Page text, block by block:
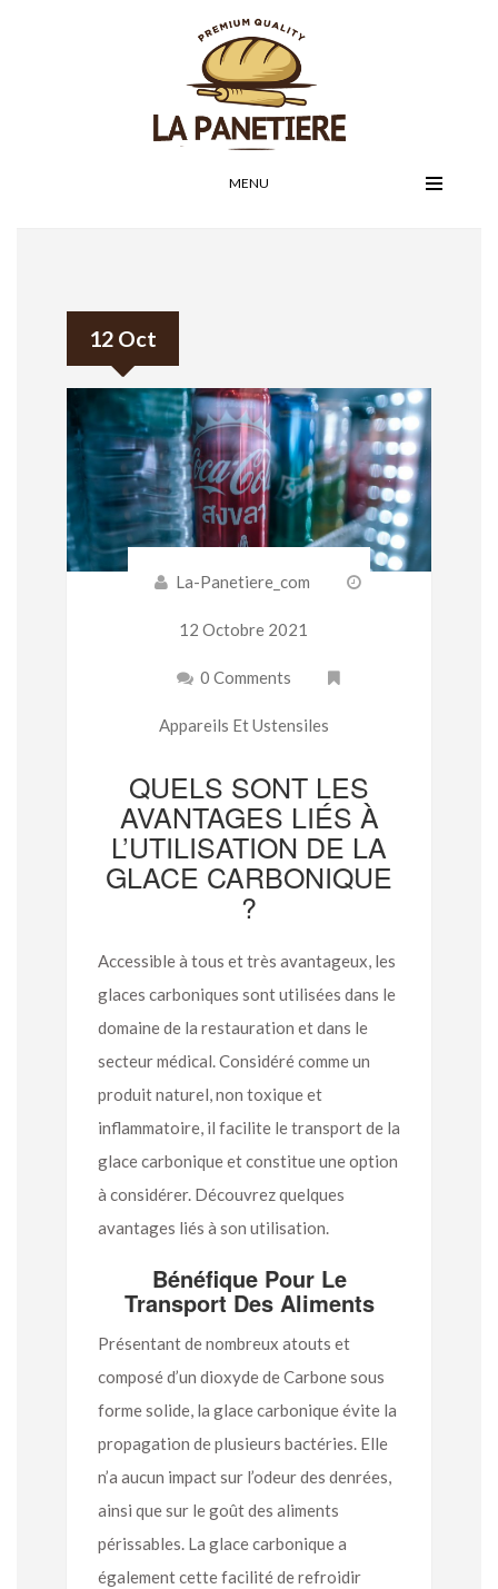
MENU
12 Oct
La-Panetiere_com
12 Octobre 2021
0 Comments
Appareils Et Ustensiles
QUELS SONT LES
AVANTAGES LIÉS À
L’UTILISATION DE LA
GLACE CARBONIQUE
?
Accessible à tous et très avantageux, les
glaces carboniques sont utilisées dans le
domaine de la restauration et dans le
secteur médical. Considéré comme un
produit naturel, non toxique et
inflammatoire, il facilite le transport de la
glace carbonique et constitue une option
à considérer. Découvrez quelques
avantages liés à son utilisation.
Bénéfique Pour Le
Transport Des Aliments
Présentant de nombreux atouts et
composé d’un dioxyde de Carbone sous
forme solide, la glace carbonique évite la
propagation de plusieurs bactéries. Elle
n’a aucun impact sur l’odeur des denrées,
ainsi que sur le goût des aliments
périssables. La glace carbonique a
également cette facilité de refroidir